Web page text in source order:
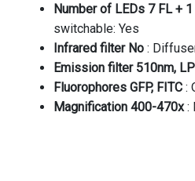
Number of LEDs 7 FL +
switchable: Yes
Infrared filter No :
Emission filter 510nm, LP
Fluorophores GFP, FITC :
Magnification 400-470x: